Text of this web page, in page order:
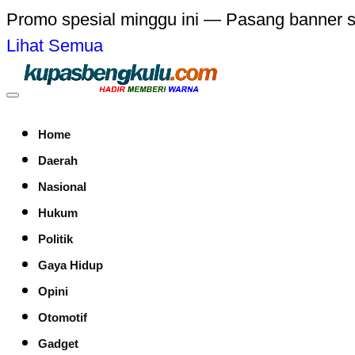
Promo spesial minggu ini — Pasang banner
Lihat Semua
Home
Daerah
Nasional
Hukum
Politik
Gaya Hidup
Opini
Otomotif
Gadget